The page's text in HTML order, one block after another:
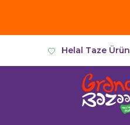
Helal Taze Ürün